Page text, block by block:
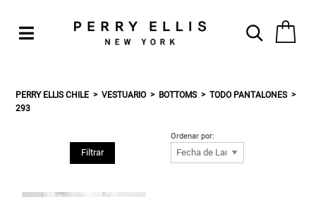
PERRY ELLIS CHILE VESTUARIO BOTTOMS
TODO PANTALONES
293
Filtrar
Ordenar por: